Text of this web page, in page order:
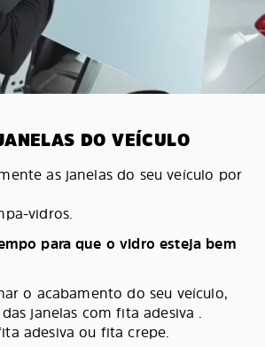
DO VEÍCULO
as janelas do seu veículo por
vidros.
para que o vidro esteja bem
o acabamento do seu veículo,
janelas com fita adesiva .
adesiva ou fita crepe.